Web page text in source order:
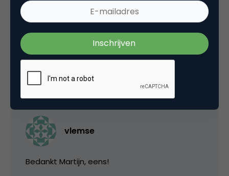
Ik zou het een mooie ontwikkeling vinden als
koude sales vervangen wordt door goeie
(inboud) marketing 🙂
31 maart 2017 om 13:28
vlemse
Bedankt Martijn, eens!